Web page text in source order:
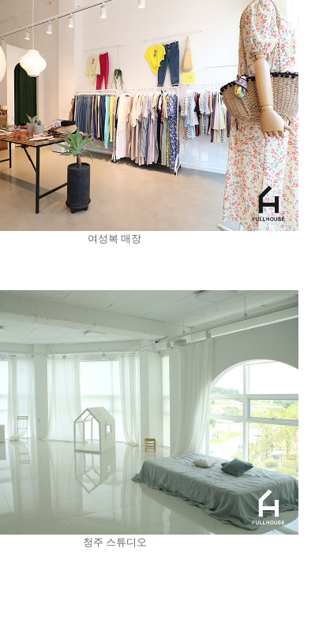
여성복 매장
청주 스튜디오